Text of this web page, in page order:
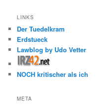
LINKS
Der Tuedelkram
Erdstueck
Lawblog by Udo Vetter
NOCH kritischer als ich
META